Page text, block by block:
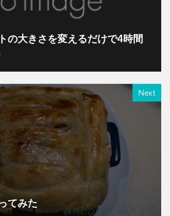
の大きさを変えるだけで4時間
Next
てみた